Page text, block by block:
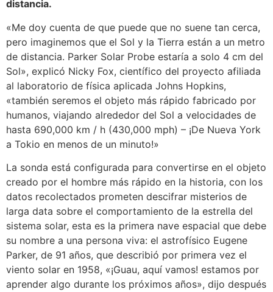
distancia.
«Me doy cuenta de que puede que no suene tan cerca,
pero imaginemos que el Sol y la Tierra están a un metro
de distancia. Parker Solar Probe estaría a solo 4 cm del
Sol», explicó Nicky Fox, científico del proyecto afiliada
al laboratorio de física aplicada Johns Hopkins,
«también seremos el objeto más rápido fabricado por
humanos, viajando alrededor del Sol a velocidades de
hasta 690,000 km / h (430,000 mph) – ¡De Nueva York
a Tokio en menos de un minuto!»
La sonda está configurada para convertirse en el objeto
creado por el hombre más rápido en la historia, con los
datos recolectados prometen descifrar misterios de
larga data sobre el comportamiento de la estrella del
sistema solar, esta es la primera nave espacial que debe
su nombre a una persona viva: el astrofísico Eugene
Parker, de 91 años, que describió por primera vez el
viento solar en 1958, «¡Guau, aquí vamos! estamos por
aprender algo durante los próximos años», dijo después